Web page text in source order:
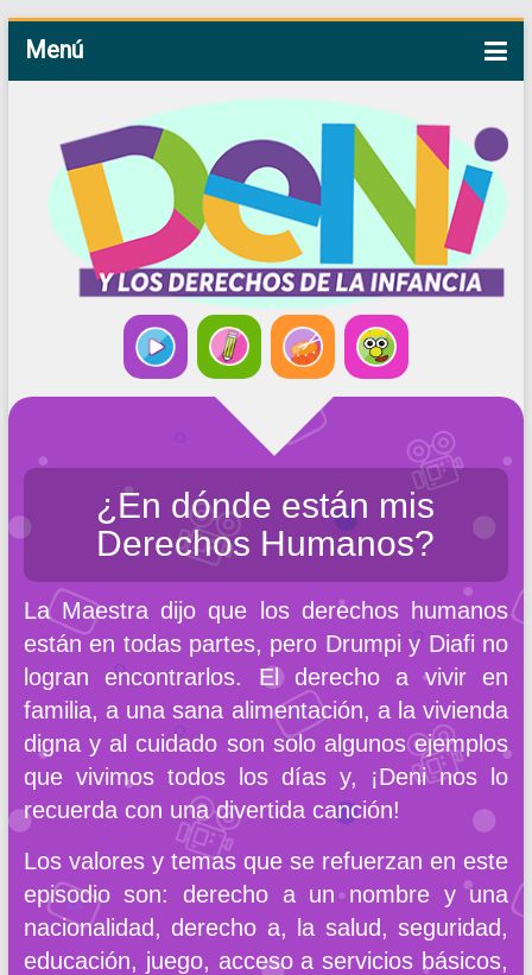
Menú
¿En dónde están mis
Derechos Humanos?
La Maestra dijo que los derechos humanos
están en todas partes, pero Drumpi y Diafi no
logran encontrarlos. El derecho a vivir en
familia, a una sana alimentación, a la vivienda
digna y al cuidado son solo algunos ejemplos
que vivimos todos los días y, ¡Deni nos lo
recuerda con una divertida canción!
Los valores y temas que se refuerzan en este
episodio son: derecho a un nombre y una
nacionalidad, derecho a, la salud, seguridad,
educación, juego, acceso a servicios básicos,